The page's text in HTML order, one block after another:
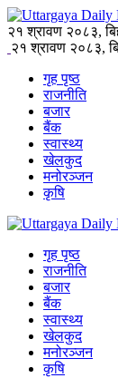
२१ श्रावण २०८३,
२१ श्रावण २०८३,
गृह पृष्ठ
राजनीति
बजार
बैंक
स्वास्थ्य
खेलकुद
मनोरञ्जन
कृषि
गृह पृष्ठ
राजनीति
बजार
बैंक
स्वास्थ्य
खेलकुद
मनोरञ्जन
कृषि